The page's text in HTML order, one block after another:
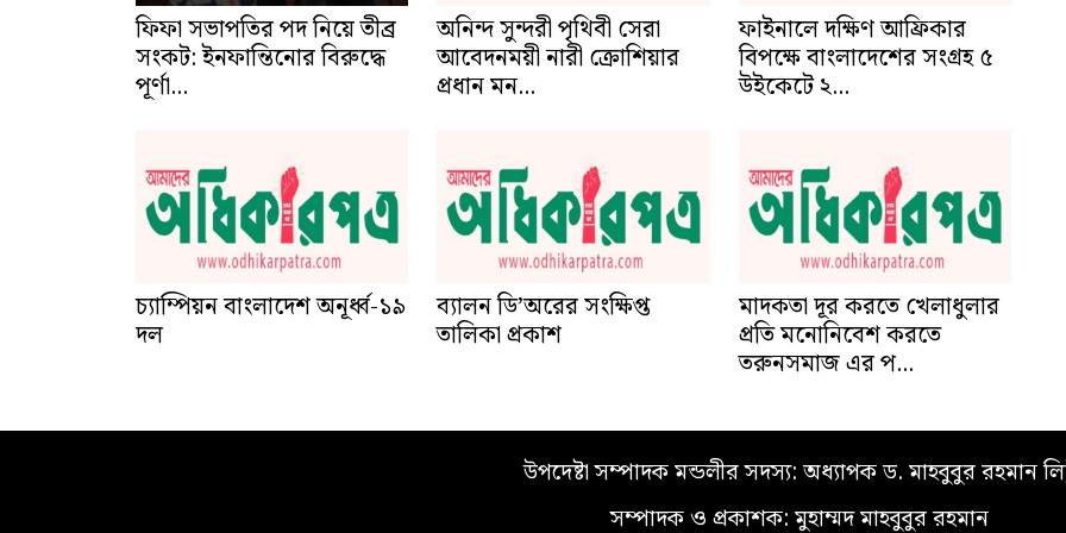
ফিফা সভাপতির পদ নিয়ে তীব্র
সংকট: ইনফান্তিনোর বিরুদ্ধে
পূর্ণা...
অনিন্দ সুন্দরী পৃথিবী সেরা
আবেদনময়ী নারী ক্রোশিয়ার
প্রধান মন...
ফাইনালে দক্ষিণ আফ্রিকার
বিপক্ষে বাংলাদেশের সংগ্রহ ৫
উইকেটে ২...
চ্যাম্পিয়ন বাংলাদেশ অনূর্ধ্ব-১৯
দল
ব্যালন ডি’অরের সংক্ষিপ্ত
তালিকা প্রকাশ
মাদকতা দূর করতে খেলাধুলার
প্রতি মনোনিবেশ করতে
তরুনসমাজ এর প...
উপদেষ্টা সম্পাদক মন্ডলীর সদস্য: অধ্যাপক ড. মাহবুবুর রহমান
সম্পাদক ও প্রকাশক: মুহাম্মদ মাহবুবুর রহমান